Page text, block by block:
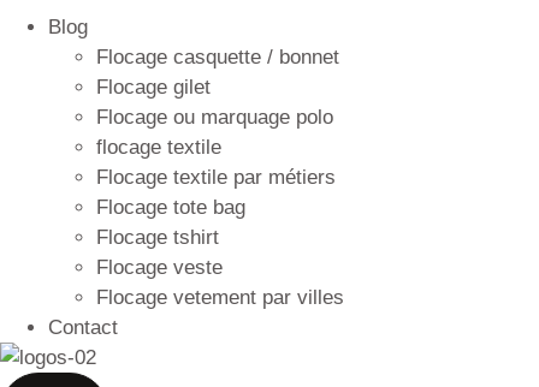
Blog
Flocage casquette / bonnet
Flocage gilet
Flocage ou marquage polo
flocage textile
Flocage textile par métiers
Flocage tote bag
Flocage tshirt
Flocage veste
Flocage vetement par villes
Contact